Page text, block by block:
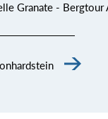
Granate - Bergtour